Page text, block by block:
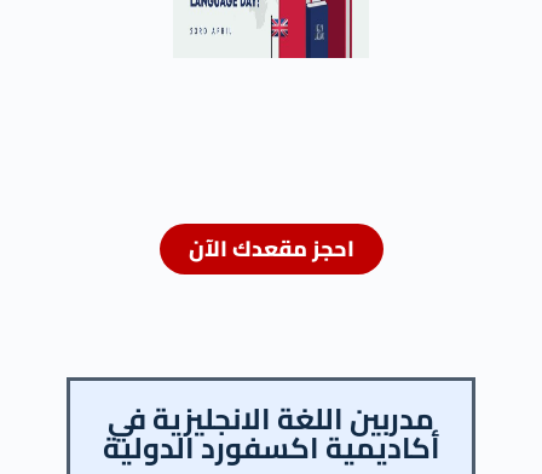
احجز مقعدك الآن
مدربين اللغة الانجليزية في
أكاديمية اكسفورد الدولية